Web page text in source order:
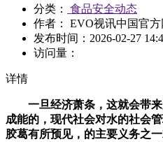
分类：
食品安全动态
作者： EVO视讯中国官
发布时间： 2026-02-27
访问量：
详情
一旦经济萧条，这就会带来
成能的，现代社会对水的社会
胶葛有所预见，的主要义务之